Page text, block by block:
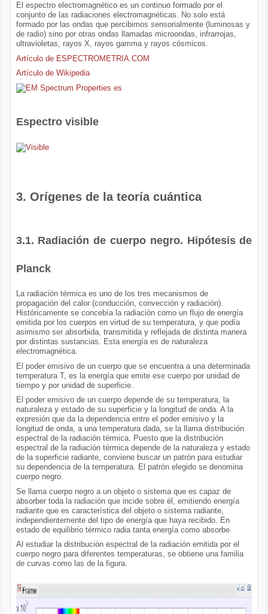
El espectro electromagnético es un continuo formado por el
conjunto de las radiaciones electromagnéticas. No solo está
formado por las ondas que percibimos sensorialmente (luminosas y
de radio) sino por otras ondas llamadas microondas, infrarrojas,
ultravioletas, rayos X, rayos gamma y rayos cósmicos.
Artículo de ESPECTROMETRIA.COM
Artículo de Wikipedia
Espectro visible
3. Orígenes de la teoría cuántica
3.1. Radiación de cuerpo negro. Hipótesis de
Planck
La radiación térmica es uno de los tres mecanismos de
propagación del calor (conducción, convección y radiación).
Históricamente se concebía la radiación como un flujo de energía
emitida por los cuerpos en virtud de su temperatura, y que podía
asimismo ser absorbida, transmitida y reflejada de distinta manera
por distintas sustancias. Esta energía es de naturaleza
electromagnética.
El poder emisivo de un cuerpo que se encuentra a una determinada
temperatura T, es la energía que emite ese cuerpo por unidad de
tiempo y por unidad de superficie.
El poder emisivo de un cuerpo depende de su temperatura, la
naturaleza y estado de su superficie y la longitud de onda. A la
expresión que da la dependencia entre el poder emisivo y la
longitud de onda, a una temperatura dada, se la llama distribución
espectral de la radiación térmica. Puesto que la distribución
espectral de la radiación térmica depende de la naturaleza y estado
de la superficie radiante, conviene buscar un patrón para estudiar
su dependencia de la temperatura. El patrón elegido se denomina
cuerpo negro.
Se llama cuerpo negro a un objeto o sistema que es capaz de
absorber toda la radiación que incide sobre él, emitiendo energía
radiante que es característica del objeto o sistema radiante,
independientemente del tipo de energía que haya recibido. En
estado de equilibrio térmico radia tanta energía como absorbe.
Al estudiar la distribución espectral de la radiación emitida por el
cuerpo negro para diferentes temperaturas, se obtiene una familia
de curvas como las de la figura.